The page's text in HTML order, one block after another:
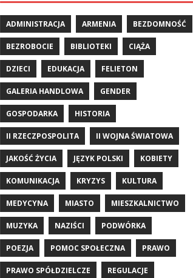
ADMINISTRACJA ARMENIA BEZDOMNOŚĆ
BEZROBOCIE BIBLIOTEKI CIĄŻA
DZIECI EDUKACJA FELIETON
GALERIA HANDLOWA GENDER
GOSPODARKA HISTORIA
II RZECZPOSPOLITA II WOJNA ŚWIATOWA
JAKOŚĆ ŻYCIA JĘZYK POLSKI KOBIETY
KOMUNIKACJA KRYZYS KULTURA
MEDYCYNA MIASTO MIESZKALNICTWO
MUZYKA NAZIŚCI PODWÓRKA
POEZJA POMOC SPOŁECZNA PRAWO
PRAWO SPÓŁDZIELCZE REGULACJE